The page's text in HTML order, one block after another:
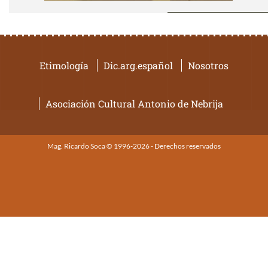
Etimología Dic.arg.español Nosotros
Asociación Cultural Antonio de Nebrija
Mag. Ricardo Soca © 1996-2026 - Derechos reservados